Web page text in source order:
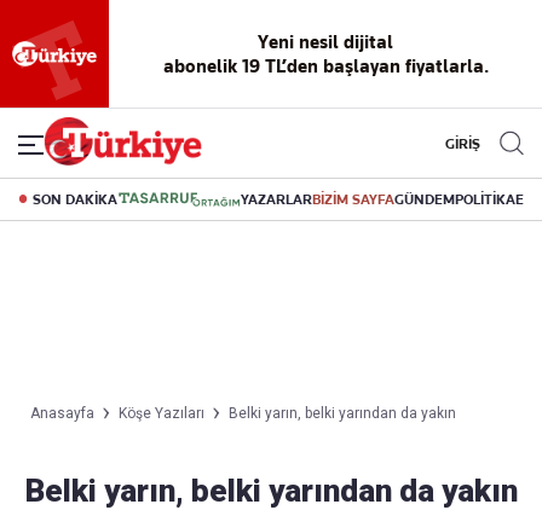
Yeni nesil dijital
abonelik 19 TL’den başlayan fiyatlarla.
GİRİŞ
SON DAKİKA YAZARLARBİZİM SAYFAGÜNDEMPOLİTİKA
Anasayfa Köşe Yazıları Belki yarın, belki yarından da yakın
Belki yarın, belki yarından da yakın